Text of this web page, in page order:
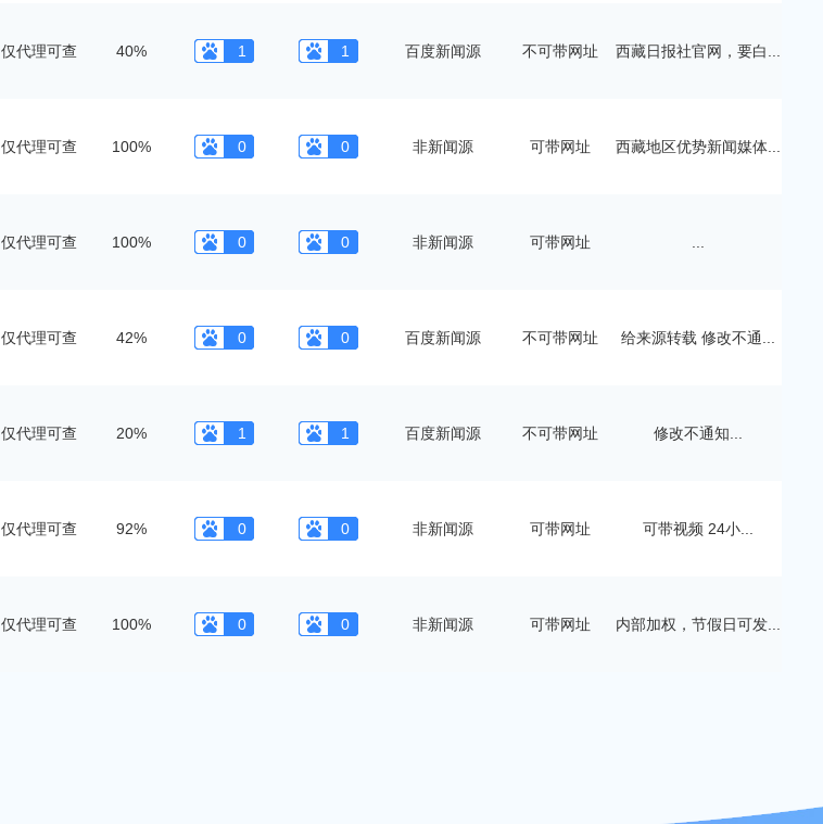
仅代理可查 40% 1 1 百度新闻源 不可带网址 西藏日报社官网，要白...
仅代理可查 100% 0 0 非新闻源 可带网址 西藏地区优势新闻媒体...
仅代理可查 100% 0 0 非新闻源 可带网址
仅代理可查 42% 0 0 百度新闻源 不可带网址 给来源转载 修改不通...
仅代理可查 20% 1 1 百度新闻源 不可带网址 修改不通知...
仅代理可查 92% 0 0 非新闻源 可带网址 可带视频 24小...
仅代理可查 100% 0 0 非新闻源 可带网址 内部加权，节假日可发...